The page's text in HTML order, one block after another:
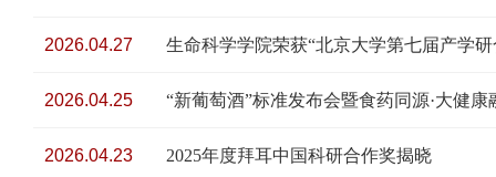
2026.04.27 生命科学学院荣获“北京大学第七届产学
2026.04.25 “新葡萄酒”标准发布会暨食药同源·大健
2026.04.23 2025年度拜耳中国科研合作奖揭晓